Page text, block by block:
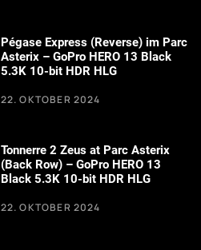
Pégase Express (Reverse) im Parc
Asterix – GoPro HERO 13 Black
5.3K 10-bit HDR HLG
22. OKTOBER 2024
Tonnerre 2 Zeus at Parc Asterix
(Back Row) – GoPro HERO 13
Black 5.3K 10-bit HDR HLG
22. OKTOBER 2024